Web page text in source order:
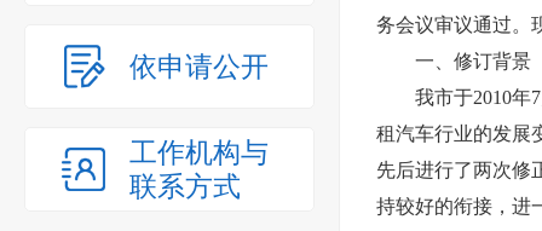
依申请公开
工作机构与
联系方式
务会议审议通过。
一、修订背景
我市于2010年7
租汽车行业的发展
先后进行了两次修
持较好的衔接，进